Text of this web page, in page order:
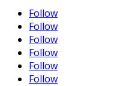
Follow
Follow
Follow
Follow
Follow
Follow